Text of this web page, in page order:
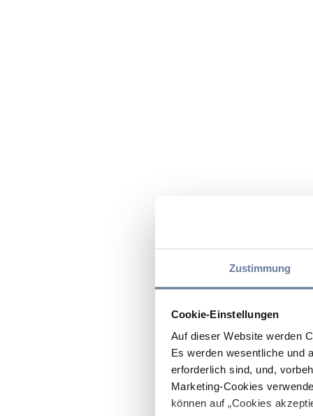
Zustimmung
Cookie-Einstellungen
Auf dieser Website werden
Es werden wesentliche und
erforderlich sind, und,
Marketing-Cookies
können auf „Cookies